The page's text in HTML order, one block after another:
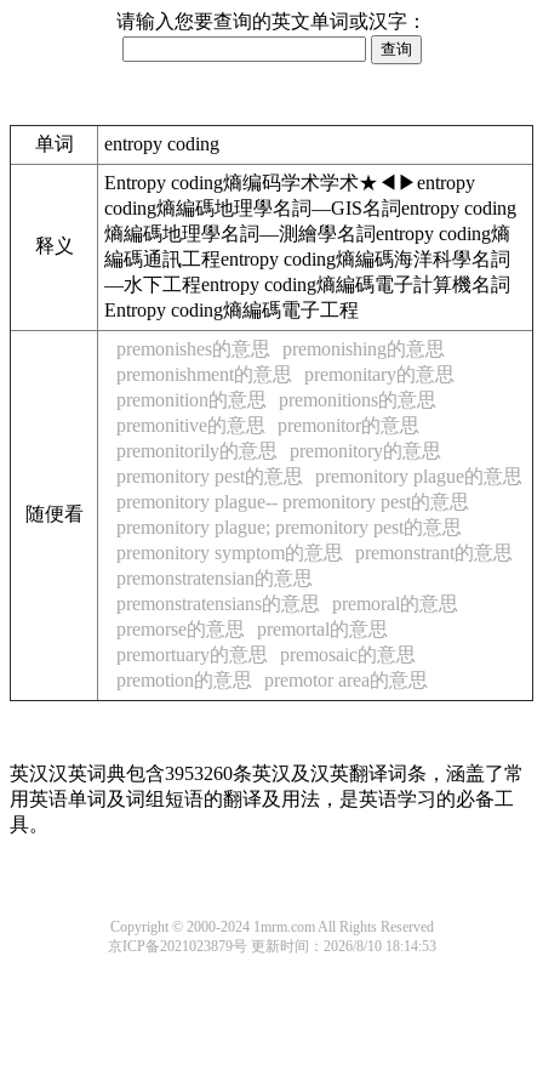
请输入您要查询的英文单词或汉字：
单词 entropy coding
释义
Entropy coding熵编码学术学术★◀▶entropy
coding熵編碼地理學名詞—GIS名詞entropy coding
熵編碼地理學名詞—測繪學名詞entropy coding熵
編碼通訊工程entropy coding熵編碼海洋科學名詞
—水下工程entropy coding熵編碼電子計算機名詞
Entropy coding熵編碼電子工程
随便看
premonishes的意思
premonishing的意思
premonishment的意思
premonitary的意思
premonition的意思
premonitions的意思
premonitive的意思
premonitor的意思
premonitorily的意思
premonitory的意思
premonitory pest的意思
premonitory plague的意思
premonitory plague-- premonitory pest的意思
premonitory plague; premonitory pest的意思
premonitory symptom的意思
premonstrant的意思
premonstratensian的意思
premonstratensians的意思
premoral的意思
premorse的意思
premortal的意思
premortuary的意思
premosaic的意思
premotion的意思
premotor area的意思
英汉汉英词典包含3953260条英汉及汉英翻译词条，涵盖了常
用英语单词及词组短语的翻译及用法，是英语学习的必备工
具。
Copyright © 2000-2024 1mrm.com All Rights Reserved
京ICP备2021023879号 更新时间：2026/8/10 18:14:53